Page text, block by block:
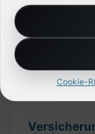
Cookie-